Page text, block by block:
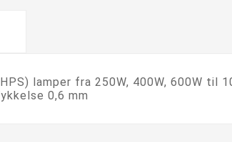
lamper fra 250W, 400W, 600W til
0,6 mm